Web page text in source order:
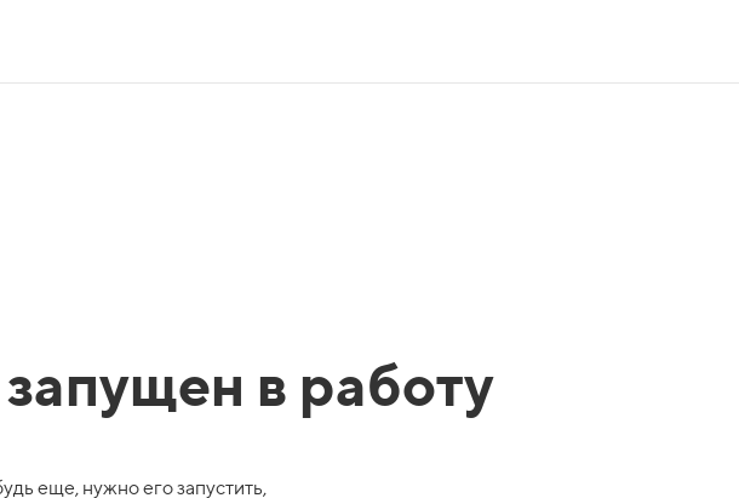
в работу
еще, нужно его запустить,